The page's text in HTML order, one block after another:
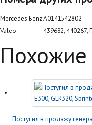
Mercedes BenzA0141542802
Valeo
439682, 440267,
Похожие
Поступил в продажу